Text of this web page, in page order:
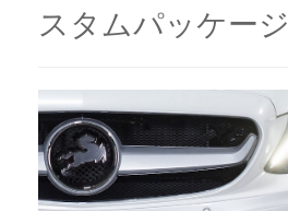
スタムパッケージ